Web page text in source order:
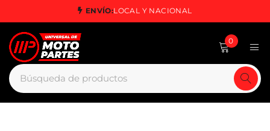
ENVÍO:LOCAL Y NACIONAL
0